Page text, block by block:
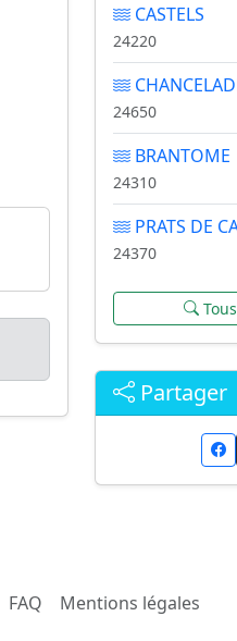
CASTELS
24220
24650
BRANTOME
24310
PRATS DE
24370
Partager
FAQ Mentions légales